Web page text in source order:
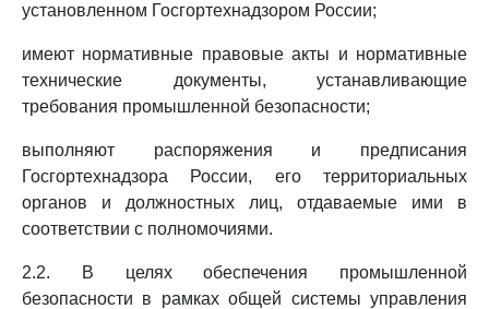
установленном Госгортехнадзором России;
имеют нормативные правовые акты и нормативные
технические документы, устанавливающие
требования промышленной безопасности;
выполняют распоряжения и предписания
Госгортехнадзора России, его территориальных
органов и должностных лиц, отдаваемые ими в
соответствии с полномочиями.
2.2. В целях обеспечения промышленной
безопасности в рамках общей системы управления